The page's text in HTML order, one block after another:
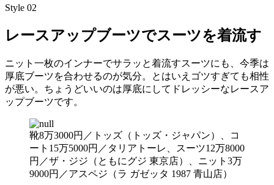
Style 02
レースアップブーツでスーツを着流す
ニット一枚のインナーでサラッと着流すスーツにも、今季は
厚底ブーツを合わせるのが気分。とはいえゴツすぎても相性
が悪い。ちょうどいいのは厚底にしてドレッシーなレースア
ップブーツです。
靴8万3000円／トッズ（トッズ・ジャパン）、コ
ート15万5000円／タリアトーレ、スーツ12万8000
円／ザ・ジジ（ともにグジ 東京店）、ニット3万
9000円／アスペジ（ラ ガゼッタ 1987 青山店）